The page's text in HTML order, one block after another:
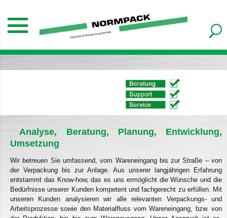
Analyse, Beratung, Planung, Entwicklung,
Umsetzung
Wir betreuen Sie umfassend, vom Wareneingang bis zur Straße – von
der Verpackung bis zur Anlage. Aus unserer langjährigen Erfahrung
entstammt das Know-how, das es uns ermöglicht die Wünsche und die
Bedürfnisse unserer Kunden kompetent und fachgerecht zu erfüllen. Mit
unseren Kunden analysieren wir alle relevanten Verpackungs- und
Arbeitsprozesse sowie den Materialfluss vom Wareneingang, bzw. von